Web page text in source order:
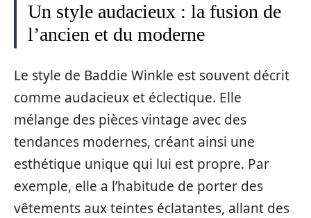
Un style audacieux : la fusion de
l’ancien et du moderne
Le style de Baddie Winkle est souvent décrit
comme audacieux et éclectique. Elle
mélange des pièces vintage avec des
tendances modernes, créant ainsi une
esthétique unique qui lui est propre. Par
exemple, elle a l’habitude de porter des
vêtements aux teintes éclatantes, allant des